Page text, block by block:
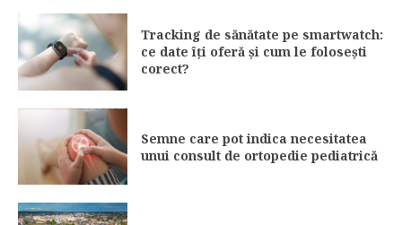
Tracking de sănătate pe smartwatch:
ce date îți oferă și cum le folosești
corect?
Semne care pot indica necesitatea
unui consult de ortopedie pediatrică